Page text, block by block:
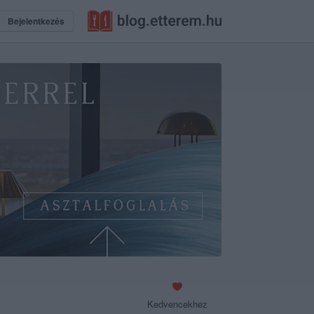
Bejelentkezés
Kedvencekhez